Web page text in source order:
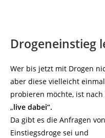
Drogeneinstieg
Wer bis jetzt mit Drogen
aber diese vielleicht einmal
probieren möchte, ist
„live dabei“.
Da gibt es die Anfragen
Einstiegsdroge sei und